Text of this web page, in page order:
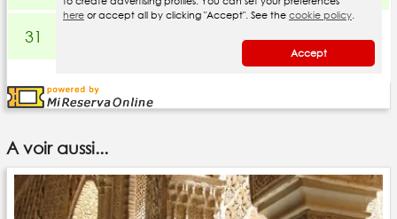
A voir aussi...